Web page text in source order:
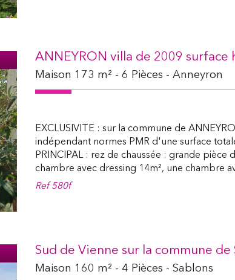
ANNEYRON villa de 2009 surface
Maison 173 m² - 6 Pièces - Anneyron
EXCLUSIVITE : sur la commune de
indépendant normes PMR d'une surface
PRINCIPAL : rez de chaussée : grande pièce
chambre avec dressing 14m², une chambre
Ref580f
Sud de Vienne sur la commune de
Maison 160 m² - 4 Pièces - Sablons